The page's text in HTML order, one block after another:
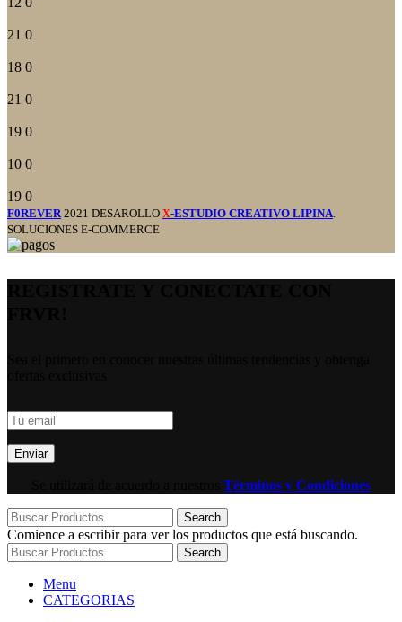
21 0
18 0
21 0
19 0
10 0
19 0
F0REVER 2021 DESAROLLO X-ESTUDIO CREATIVO LIPINA
SOLUCIONES E-COMMERCE
Términos y Condiciones
Search
Comience a escribir para ver los productos que está buscando.
Search
Menu
CATEGORIAS